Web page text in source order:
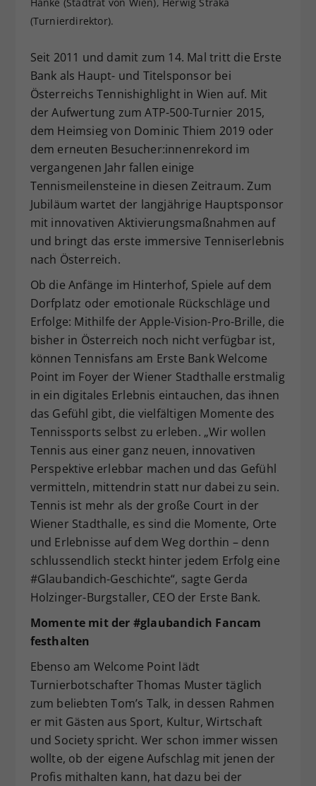
(Turnierdirektor).
Seit 2011 und damit zum 14. Mal tritt die Erste
Bank als Haupt- und Titelsponsor bei
Österreichs Tennishighlight in Wien auf. Mit
der Aufwertung zum ATP-500-Turnier 2015,
dem Heimsieg von Dominic Thiem 2019 oder
dem erneuten Besucher:innenrekord im
vergangenen Jahr fallen einige
Tennismeilensteine in diesen Zeitraum. Zum
Jubiläum wartet der langjährige Hauptsponsor
mit innovativen Aktivierungsmaßnahmen auf
und bringt das erste immersive Tenniserlebnis
nach Österreich.
Ob die Anfänge im Hinterhof, Spiele auf dem
Dorfplatz oder emotionale Rückschläge und
Erfolge: Mithilfe der Apple-Vision-Pro-Brille, die
bisher in Österreich noch nicht verfügbar ist,
können Tennisfans am Erste Bank Welcome
Point im Foyer der Wiener Stadthalle erstmalig
in ein digitales Erlebnis eintauchen, das ihnen
das Gefühl gibt, die vielfältigen Momente des
Tennissports selbst zu erleben. „Wir wollen
Tennis aus einer ganz neuen, innovativen
Perspektive erlebbar machen und das Gefühl
vermitteln, mittendrin statt nur dabei zu sein.
Tennis ist mehr als der große Court in der
Wiener Stadthalle, es sind die Momente, Orte
und Erlebnisse auf dem Weg dorthin – denn
schlussendlich steckt hinter jedem Erfolg eine
#Glaubandich-Geschichte“, sagte Gerda
Holzinger-Burgstaller, CEO der Erste Bank.
Momente mit der #glaubandich Fancam
festhalten
Ebenso am Welcome Point lädt
Turnierbotschafter Thomas Muster täglich
zum beliebten Tom’s Talk, in dessen Rahmen
er mit Gästen aus Sport, Kultur, Wirtschaft
und Society spricht. Wer schon immer wissen
wollte, ob der eigene Aufschlag mit jenen der
Profis mithalten kann, hat dazu bei der
Zweck
Dieser Wert speichert Ihre Consent-
historische Speicherung Ihrer
vorgenommen Einstellungen, falls der
Webseiten-Betreiber dies eingestellt
hat.